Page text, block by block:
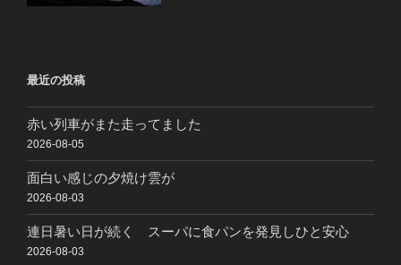
最近の投稿
赤い列車がまた走ってました
2026-08-05
面白い感じの夕焼け雲が
2026-08-03
連日暑い日が続く スーパに食パンを発見しひと安心
2026-08-03